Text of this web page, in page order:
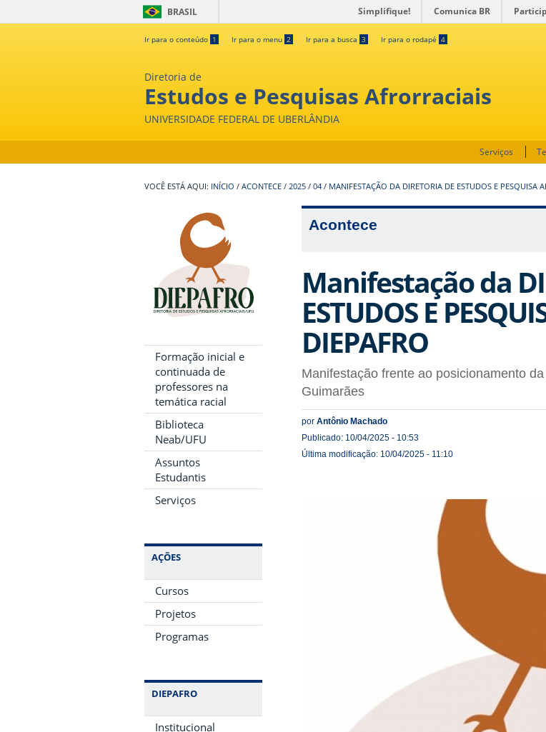
BRASIL Simplifique! Comunica BR
Ir para o conteúdo 1 Ir para o menu 2 Ir para a busca 3 Ir para o rodapé 4
Diretoria de
Estudos e Pesquisas Afrorraciais
UNIVERSIDADE FEDERAL DE UBERLÂNDIA
Serviços
INÍCIO / ACONTECE / 2025 / 04 / MANIFESTAÇÃO DA DIRETORIA DE ESTUDOS E PESQUISA
Formação inicial e
continuada de
professores na
temática racial
Biblioteca
Neab/UFU
Assuntos
Estudantis
Serviços
AÇÕES
Cursos
Projetos
Programas
DIEPAFRO
Institucional
Acontece
Manifestação da
ESTUDOS E
DIEPAFRO
Manifestação frente ao posicionamento
Guimarães
por Antônio Machado
Publicado: 10/04/2025 - 10:53
Última modificação: 10/04/2025 - 11:10